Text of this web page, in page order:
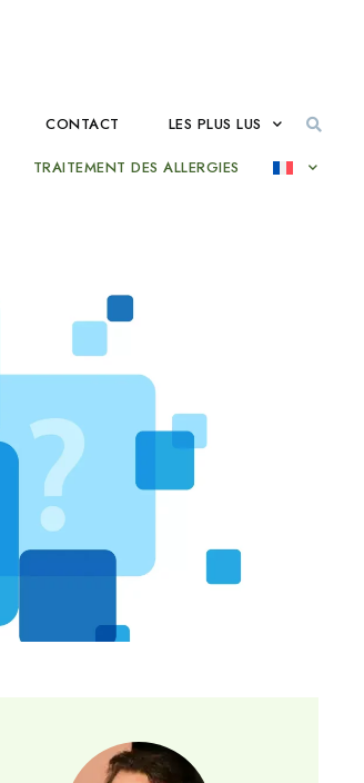
CONTACT LES PLUS LUS
TRAITEMENT DES ALLERGIES